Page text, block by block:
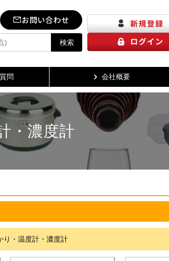
お問い合わせ
検索
問 会社概要
・濃度計
り・温度計・濃度計